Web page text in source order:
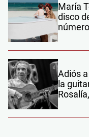
María
disco
Adiós
la